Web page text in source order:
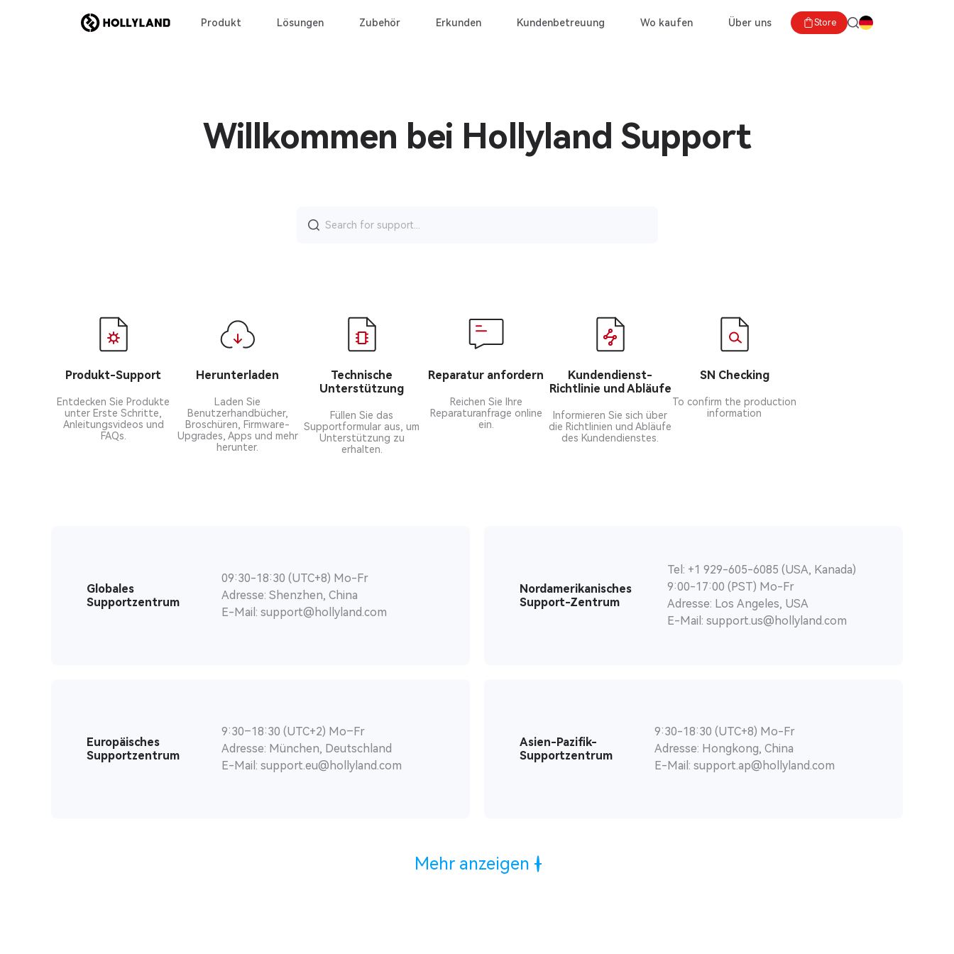
Produkt Lösungen Zubehör Erkunden Kundenbetreuung Wo kaufen Über uns Store
Willkommen bei Hollyland Support
for:
Produkt-Support
Entdecken Sie Produkte
unter Erste Schritte,
Anleitungsvideos und
FAQs.
Herunterladen
Laden Sie
Benutzerhandbücher,
Broschüren, Firmware-
Upgrades, Apps und mehr
herunter.
Technische
Unterstützung
Füllen Sie das
Supportformular aus, um
Unterstützung zu
erhalten.
Reparatur anfordern
Reichen Sie Ihre
Reparaturanfrage online
ein.
Kundendienst-
Richtlinie und Abläufe
Informieren Sie sich über
die Richtlinien und Abläufe
des Kundendienstes.
SN Checking
To confirm the production
information
Globales
Supportzentrum
09:30-18:30 (UTC+8) Mo-Fr
Adresse: Shenzhen, China
E-Mail: support@hollyland.com
Nordamerikanisches
Support-Zentrum
Tel: +1 929-605-6085 (USA, Kanada)
9:00-17:00 (PST) Mo-Fr
Adresse: Los Angeles, USA
E-Mail: support.us@hollyland.com
Europäisches
Supportzentrum
9:30–18:30 (UTC+2) Mo–Fr
Adresse: München, Deutschland
E-Mail: support.eu@hollyland.com
Asien-Pazifik-
Supportzentrum
9:30-18:30 (UTC+8) Mo-Fr
Adresse: Hongkong, China
E-Mail: support.ap@hollyland.com
Mehr anzeigen